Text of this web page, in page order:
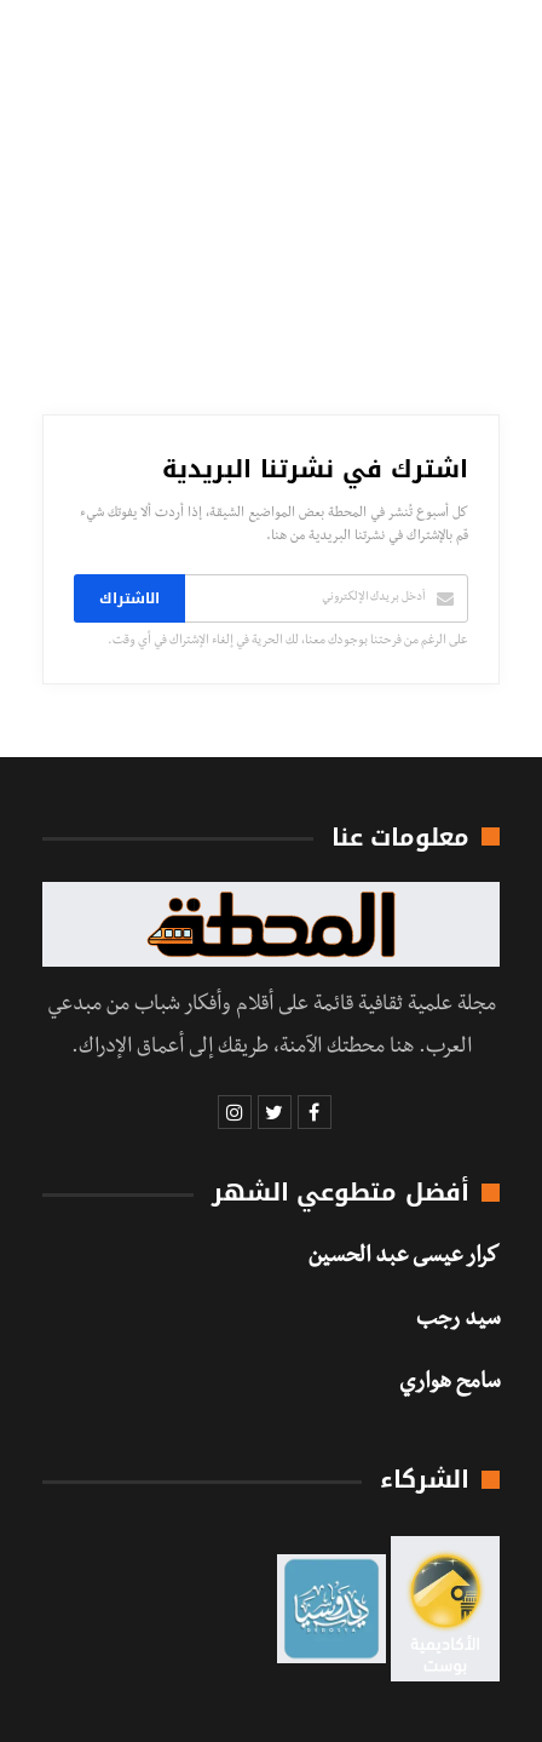
اشترك في نشرتنا البريدية
كل أسبوع تُنشر في المحطة بعض المواضيع الشيقة، إذا أردت ألا يفوتك شيء
قم بالإشتراك في نشرتنا البريدية من هنا.
الاشتراك
على الرغم من فرحتنا بوجودك معنا، لك الحرية في إلغاء الإشتراك في أي وقت.
معلومات عنا
مجلة علمية ثقافية قائمة على أقلام وأفكار شباب من مبدعي
العرب. هنا محطتك الآمنة، طريقك إلى أعماق الإدراك.
أفضل متطوعي الشهر
كرار عيسى عبد الحسين
سيد رجب
سامح هواري
الشركاء